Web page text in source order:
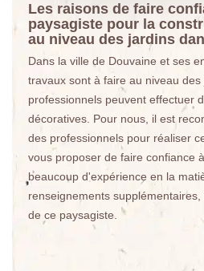
Les raisons de faire
paysagiste pour la
au niveau des jardins
Dans la ville de Douvaine et ses
travaux sont à faire au niveau
professionnels peuvent effectuer
décoratives. Pour nous, il est
des professionnels pour réaliser
vous proposer de faire confiance
beaucoup d'expérience en la
renseignements
de ce paysagiste.